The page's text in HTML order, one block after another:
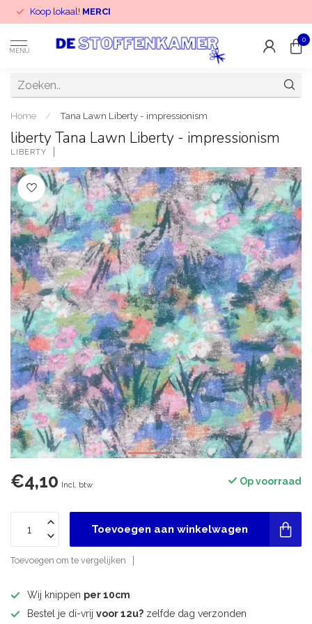
Koop lokaal! MERCI
MENU
0
Home / Tana Lawn Liberty - impressionism
liberty Tana Lawn Liberty - impressionism
LIBERTY
€4,10 Incl. btw Op voorraad
Toevoegen aan winkelwagen
Toevoegen om te vergelijken
Wij knippen per 10cm
Bestel je di-vrij voor 12u? zelfde dag verzonden